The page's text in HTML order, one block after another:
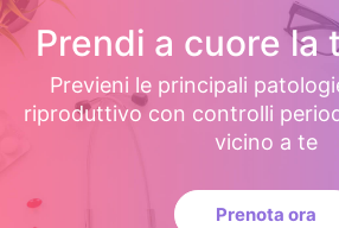
Prendi a cuore la
Previeni le principali
riproduttivo con controlli
vicino a te
Prenota ora